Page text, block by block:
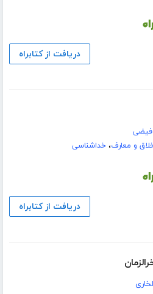
دریافت از کتابراه
فیضی
و معارف،خداشناسی
دریافت از کتابراه